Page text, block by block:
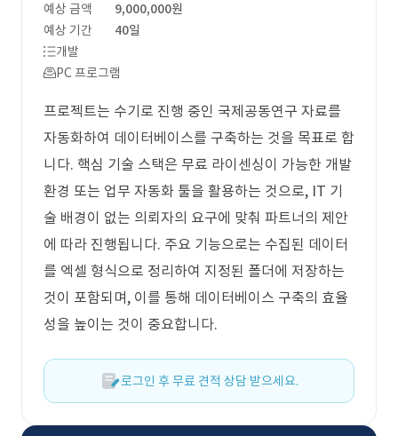
예상 금액
9,000,000원
예상 기간
40일
개발
PC 프로그램
프로젝트는 수기로 진행 중인 국제공동연구 자료를
자동화하여 데이터베이스를 구축하는 것을 목표로 합
니다. 핵심 기술 스택은 무료 라이센싱이 가능한 개발
환경 또는 업무 자동화 툴을 활용하는 것으로, IT 기
술 배경이 없는 의뢰자의 요구에 맞춰 파트너의 제안
에 따라 진행됩니다. 주요 기능으로는 수집된 데이터
를 엑셀 형식으로 정리하여 지정된 폴더에 저장하는
것이 포함되며, 이를 통해 데이터베이스 구축의 효율
성을 높이는 것이 중요합니다.
로그인 후 무료 견적 상담 받으세요.